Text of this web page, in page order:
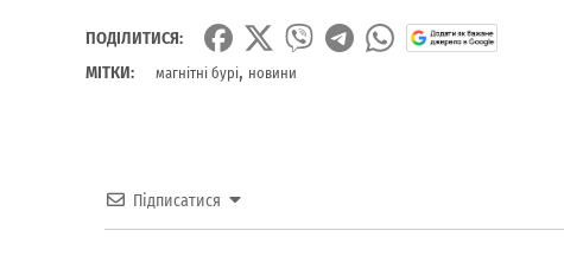
ПОДІЛИТИСЯ:
МІТКИ:
магнітні бурі, новини
Підписатися